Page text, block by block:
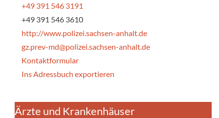
+49 391 546 3191
+49 391 546 3610
http://www.polizei.sachsen-anhalt.de
gz.prev-md@polizei.sachsen-anhalt.de
Kontaktformular
Ins Adressbuch exportieren
Ärzte und Krankenhäuser